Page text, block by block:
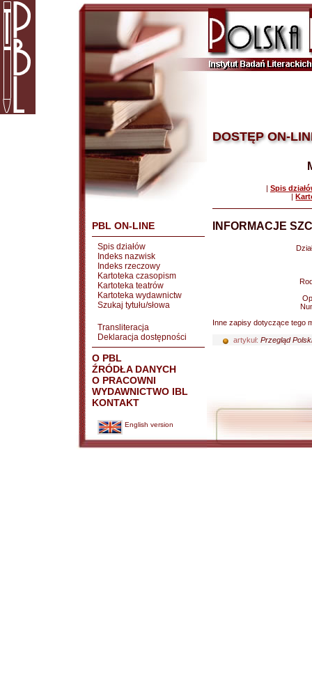
PBL ON-LINE
Spis działów
Indeks nazwisk
Indeks rzeczowy
Kartoteka czasopism
Kartoteka teatrów
Kartoteka wydawnictw
Szukaj tytułu/słowa
Transliteracja
Deklaracja dostępności
O PBL
ŹRÓDŁA DANYCH
O PRACOWNI
WYDAWNICTWO IBL
KONTAKT
English version
DOSTĘP ON-
| Spis
|
INFORMACJE
Inne zapisy dotyczące tego
artykuł: Przegląd